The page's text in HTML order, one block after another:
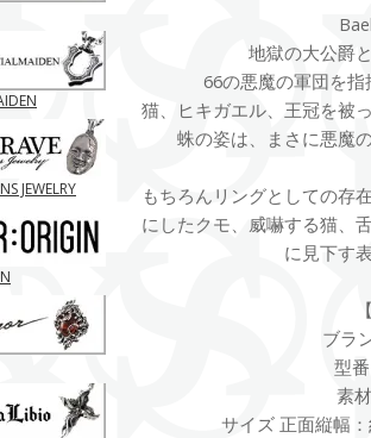
地獄の大公爵
66の悪魔の軍団を
猫、ヒキガエル、王冠を被
蛛の姿は、まさに悪魔
もちろんリングとしての存
にしたクモ、威嚇する猫、
に見下す
ブラ
型
素
サイズ 正面縦幅
JEWELRY